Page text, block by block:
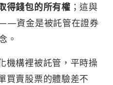
得錢包的所有權 ；這與
資金是被託管在證券
。
機構裡被託管，平時操
買賣股票的體驗差不